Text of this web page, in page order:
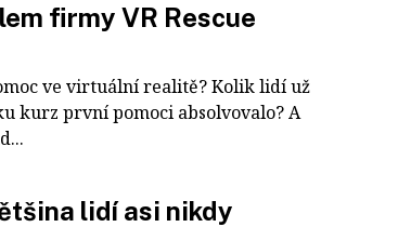
firmy VR Rescue
ve virtuální realitě? Kolik lidí už
kurz první pomoci absolvovalo? A
lidí asi nikdy